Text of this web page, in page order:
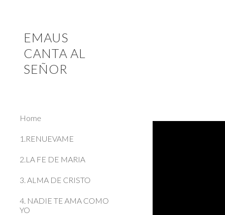
EMAUS
CANTA AL
SEÑOR
Home
1.RENUEVAME
2.LA FE DE MARIA
3. ALMA DE CRISTO
4. NADIE TE AMA COMO
YO